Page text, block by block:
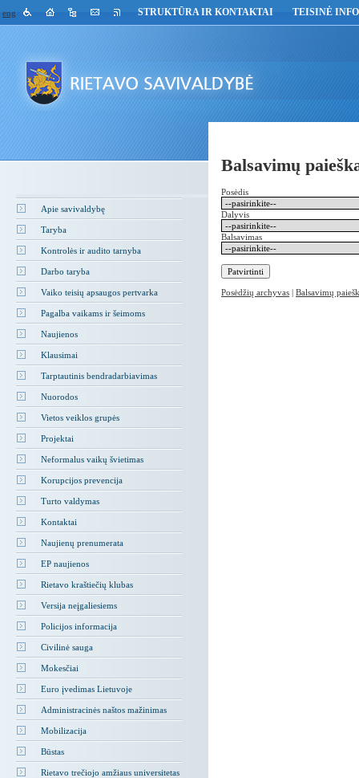
eng STRUKTŪRA IR KONTAKTAI TEISINĖ
Apie savivaldybę
Taryba
Kontrolės ir audito tarnyba
Darbo taryba
Vaiko teisių apsaugos pertvarka
Pagalba vaikams ir šeimoms
Naujienos
Klausimai
Tarptautinis bendradarbiavimas
Nuorodos
Vietos veiklos grupės
Projektai
Neformalus vaikų švietimas
Korupcijos prevencija
Turto valdymas
Kontaktai
Naujienų prenumerata
EP naujienos
Rietavo kraštiečių klubas
Versija neįgaliesiems
Policijos informacija
Civilinė sauga
Mokesčiai
Euro įvedimas Lietuvoje
Administracinės naštos mažinimas
Mobilizacija
Būstas
Rietavo trečiojo amžiaus universitetas
Balsavimų
Posėdis
Dalyvis
Balsavimas
Posėdžių archyvas Balsavimų